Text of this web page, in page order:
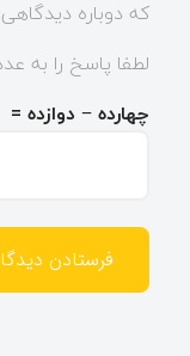
که دوباره
لطفا پاسخ را به
چهارده − دوازده =